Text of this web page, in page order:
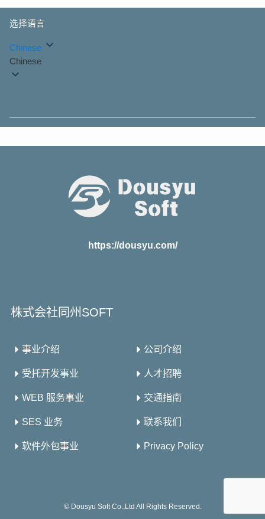
选择语言
Chinese
Chinese
https://dousyu.com/
株式会社同州SOFT
事业介绍
受托开发事业
WEB 服务事业
SES 业务
软件外包事业
公司介绍
人才招聘
交通指南
联系我们
Privacy Policy
©Dousyu Soft Co.,Ltd All Rights Reserved.